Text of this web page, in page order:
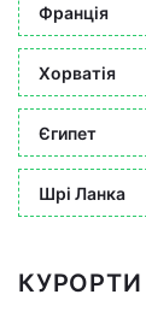
Франція
Хорватія
Єгипет
Шрі Ланка
КУРОРТИ